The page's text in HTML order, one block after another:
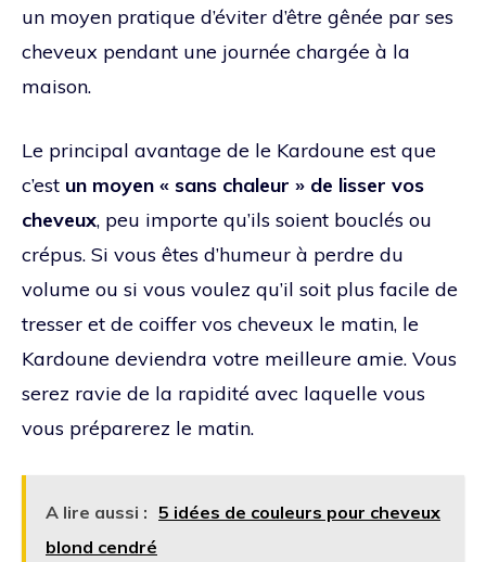
un moyen pratique d’éviter d’être gênée par ses
cheveux pendant une journée chargée à la
maison.
Le principal avantage de le Kardoune est que
c’est un moyen « sans chaleur » de lisser vos
cheveux, peu importe qu’ils soient bouclés ou
crépus. Si vous êtes d’humeur à perdre du
volume ou si vous voulez qu’il soit plus facile de
tresser et de coiffer vos cheveux le matin, le
Kardoune deviendra votre meilleure amie. Vous
serez ravie de la rapidité avec laquelle vous
vous préparerez le matin.
A lire aussi : 5 idées de couleurs pour cheveux
blond cendré